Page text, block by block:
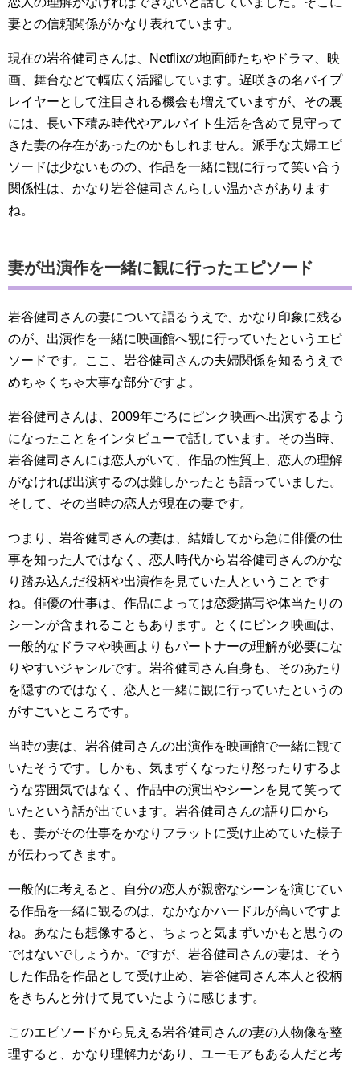
妻との信頼関係がかなり表れています。
現在の岩谷健司さんは、Netflixの地面師たちやドラマ、映
画、舞台などで幅広く活躍しています。遅咲きの名バイプ
レイヤーとして注目される機会も増えていますが、その裏
には、長い下積み時代やアルバイト生活を含めて見守って
きた妻の存在があったのかもしれません。派手な夫婦エピ
ソードは少ないものの、作品を一緒に観に行って笑い合う
関係性は、かなり岩谷健司さんらしい温かさがあります
ね。
妻が出演作を一緒に観に行ったエピソード
岩谷健司さんの妻について語るうえで、かなり印象に残る
のが、出演作を一緒に映画館へ観に行っていたというエピ
ソードです。ここ、岩谷健司さんの夫婦関係を知るうえで
めちゃくちゃ大事な部分ですよ。
岩谷健司さんは、2009年ごろにピンク映画へ出演するよう
になったことをインタビューで話しています。その当時、
岩谷健司さんには恋人がいて、作品の性質上、恋人の理解
がなければ出演するのは難しかったとも語っていました。
そして、その当時の恋人が現在の妻です。
つまり、岩谷健司さんの妻は、結婚してから急に俳優の仕
事を知った人ではなく、恋人時代から岩谷健司さんのかな
り踏み込んだ役柄や出演作を見ていた人ということです
ね。俳優の仕事は、作品によっては恋愛描写や体当たりの
シーンが含まれることもあります。とくにピンク映画は、
一般的なドラマや映画よりもパートナーの理解が必要にな
りやすいジャンルです。岩谷健司さん自身も、そのあたり
を隠すのではなく、恋人と一緒に観に行っていたというの
がすごいところです。
当時の妻は、岩谷健司さんの出演作を映画館で一緒に観て
いたそうです。しかも、気まずくなったり怒ったりするよ
うな雰囲気ではなく、作品中の演出やシーンを見て笑って
いたという話が出ています。岩谷健司さんの語り口から
も、妻がその仕事をかなりフラットに受け止めていた様子
が伝わってきます。
一般的に考えると、自分の恋人が親密なシーンを演じてい
る作品を一緒に観るのは、なかなかハードルが高いですよ
ね。あなたも想像すると、ちょっと気まずいかもと思うの
ではないでしょうか。ですが、岩谷健司さんの妻は、そう
した作品を作品として受け止め、岩谷健司さん本人と役柄
をきちんと分けて見ていたように感じます。
このエピソードから見える岩谷健司さんの妻の人物像を整
理すると、かなり理解力があり、ユーモアもある人だと考